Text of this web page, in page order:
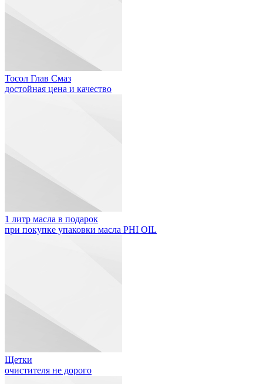
Тосол Глав Смаз
достойная цена и качество
1 литр масла в подарок
при покупке упаковки масла PHI OIL
Щетки
очистителя не дорого